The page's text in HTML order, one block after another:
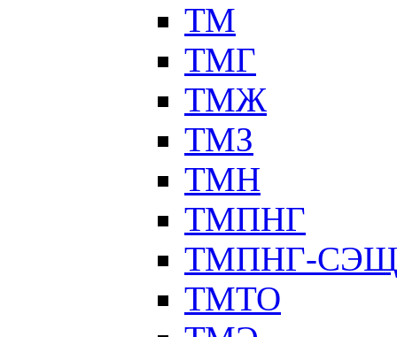
ТМ
ТМГ
ТМЖ
ТМЗ
ТМН
ТМПНГ
ТМПНГ-СЭЩ
ТМТО